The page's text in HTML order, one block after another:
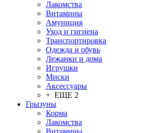
Лакомства
Витамины
Амуниция
Уход и гигиена
Транспортировка
Одежда и обувь
Лежанки и дома
Игрушки
Миски
Аксессуары
+ ЕЩЕ 2
Грызуны
Корма
Лакомства
Витамины